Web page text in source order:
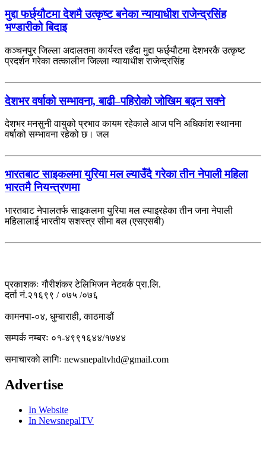
मुद्दा फर्छ्यौटमा देशमै उत्कृष्ट बनेका न्यायाधीश राजेन्द्रसिंह
भण्डारीको बिदाइ
कञ्चनपुर जिल्ला अदालतमा कार्यरत रहँदा मुद्दा फर्छ्यौटमा देशभरकै उत्कृष्ट
प्रदर्शन गरेका तत्कालीन जिल्ला न्यायाधीश राजेन्द्रसिंह
देशभर वर्षाको सम्भावना, बाढी–पहिरोको जोखिम बढ्न सक्ने
देशभर मनसुनी वायुको प्रभाव कायम रहेकाले आज पनि अधिकांश स्थानमा
वर्षाको सम्भावना रहेको छ। जल
भारतबाट साइकलमा युरिया मल ल्याउँदै गरेका तीन नेपाली महिला
भारतमै नियन्त्रणमा
भारतबाट नेपालतर्फ साइकलमा युरिया मल ल्याइरहेका तीन जना नेपाली
महिलालाई भारतीय सशस्त्र सीमा बल (एसएसबी)
प्रकाशकः गौरीशंकर टेलिभिजन नेटवर्क प्रा.लि.
दर्ता नं.२१६९९ / ०७५ /०७६
कामनपा-०४, धुम्बाराही, काठमाडौं
सम्पर्क नम्बरः ०१-४९९१६४४/१७४४
समाचारकाे लागिः newsnepaltvhd@gmail.com
Advertise
In Website
In NewsnepalTV